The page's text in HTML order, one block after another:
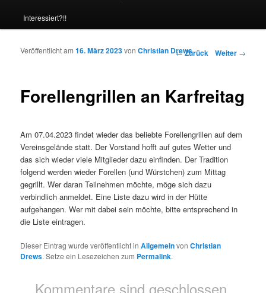
Interessiert?!!
Beitrags-Navigation ←Zurück Weiter →
Forellengrillen an Karfreitag
Veröffentlicht am16. März 2023vonChristian Drews
Am 07.04.2023 findet wieder das beliebte Forellengrillen auf dem
Vereinsgelände statt. Der Vorstand hofft auf gutes Wetter und
das sich wieder viele Mitglieder dazu einfinden. Der Tradition
folgend werden wieder Forellen (und Würstchen) zum Mittag
gegrillt. Wer daran Teilnehmen möchte, möge sich dazu
verbindlich anmeldet. Eine Liste dazu wird in der Hütte
aufgehangen. Wer mit dabei sein möchte, bitte entsprechend in
die Liste eintragen.
Dieser Eintrag wurde veröffentlicht inAllgemeinvonChristian
Drews. Setze ein Lesezeichen zum Permalink.
Kommentare sind geschlossen.